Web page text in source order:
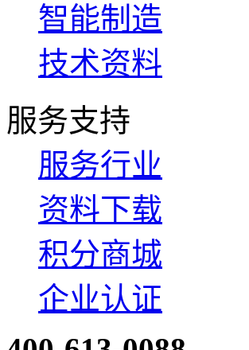
智能制造
技术资料
服务支持
服务行业
资料下载
积分商城
企业认证